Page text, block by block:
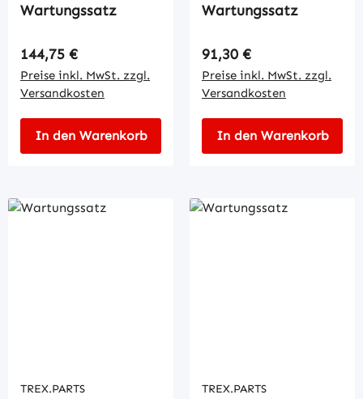
Wartungssatz
Regulärer Preis:
144,75 €
Preise inkl. MwSt. zzgl.
Versandkosten
In den Warenkorb
Wartungssatz
Regulärer Preis:
91,30 €
Preise inkl. MwSt. zzgl.
Versandkosten
In den Warenkorb
TREX.PARTS TREX.PARTS